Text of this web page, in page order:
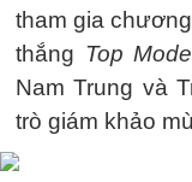
tham gia
thắng Top
Nam Trung và
trò giám khảo